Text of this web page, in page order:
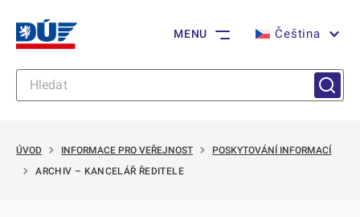
MENU Čeština
ÚVOD INFORMACE PRO VEŘEJNOST
POSKYTOVÁNÍ INFORMACÍ
ARCHIV – KANCELÁŘ ŘEDITELE